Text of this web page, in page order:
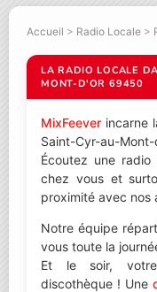
Accueil > Radio Locale >
LA RADIO LOCALE
MONT-D'OR 69450
MixFeever incarne
Saint-Cyr-au-
Écoutez une
chez vous et
proximité avec nos
Notre équipe
vous toute la
Et le soir,
discothèque ! Une